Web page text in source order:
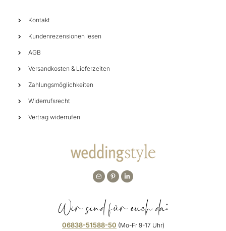
Kontakt
Kundenrezensionen lesen
AGB
Versandkosten & Lieferzeiten
Zahlungsmöglichkeiten
Widerrufsrecht
Vertrag widerrufen
Wir sind für euch da:
06838-51588-50 (Mo-Fr 9-17 Uhr)